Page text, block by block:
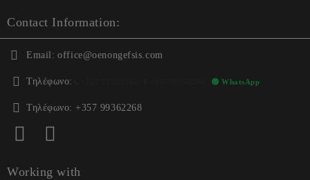
Contact Information:
Email: office@oenongefsis.com
Τηλέφωνο: 🟢 WhatsApp
Τηλέφωνο: +357 99362268
Working with